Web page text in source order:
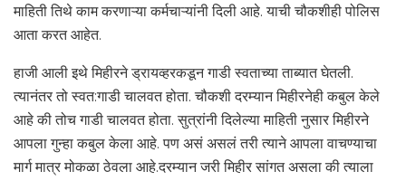
माहिती तिथे काम करणाऱ्या कर्मचाऱ्यांनी दिली आहे. याची चौकशीही पोलिस
आता करत आहेत.
हाजी आली इथे मिहीरने ड्रायव्हरकडून गाडी स्वताच्या ताब्यात घेतली.
त्यानंतर तो स्वत:गाडी चालवत होता. चौकशी दरम्यान मिहीरनेही कबुल केले
आहे की तोच गाडी चालवत होता. सुत्रांनी दिलेल्या माहिती नुसार मिहीरने
आपला गुन्हा कबुल केला आहे. पण असं असलं तरी त्याने आपला वाचण्याचा
मार्ग मात्र मोकळा ठेवला आहे.दरम्यान जरी मिहीर सांगत असला की त्याला